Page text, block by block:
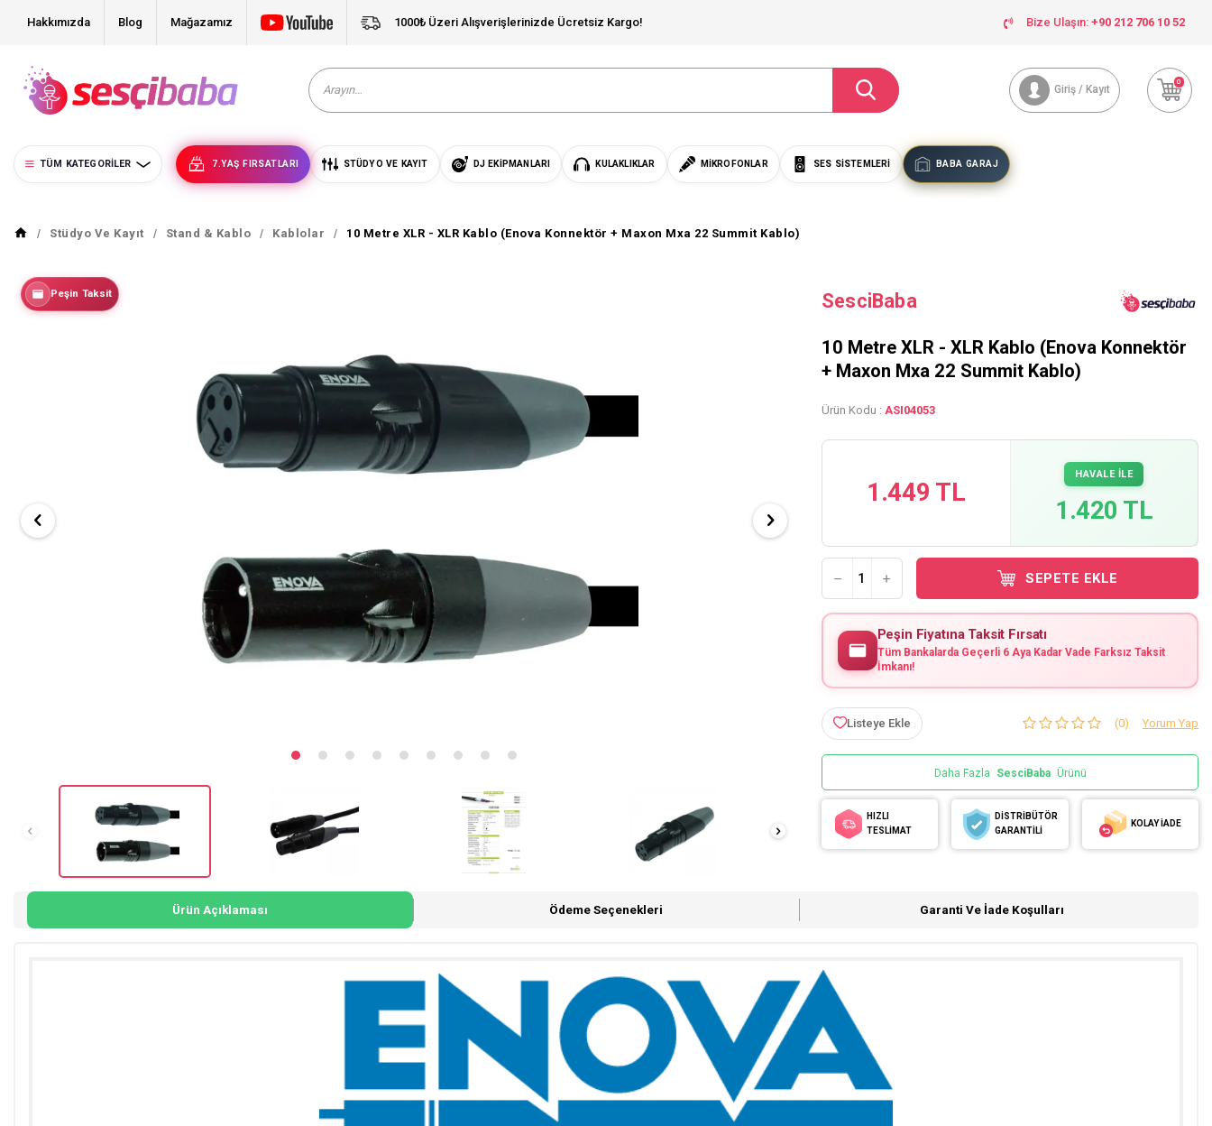
Hakkımızda Blog Mağazamız 1000₺ Üzeri Alışverişlerinizde Ücretsiz Kargo! Bize Ulaşın: +90 212 706 10 52
Giriş / Kayıt
0
TÜM KATEGORILER 7.YAŞ FIRSATLARI STÜDYO VE KAYIT DJ EKIPMANLARI KULAKLIKLAR MIKROFONLAR SES SISTEMLERI BABA GARAJ
Stüdyo Ve Kayıt Stand & Kablo Kablolar 10 Metre XLR - XLR Kablo (Enova Konnektör + Maxon Mxa 22 Summit Kablo)
Peşin Taksit SesciBaba
10 Metre XLR - XLR Kablo (Enova Konnektör
+ Maxon Mxa 22 Summit Kablo)
Ürün Kodu : ASI04053
1.449 TL
HAVALE İLE
1.420 TL
SEPETE EKLE
Peşin Fiyatına Taksit Fırsatı
Tüm Bankalarda Geçerli 6 Aya Kadar Vade Farksız Taksit
İmkanı!
Listeye Ekle (0) Yorum Yap
Daha Fazla SesciBaba Ürünü
HIZLI
TESLİMAT
DİSTRİBÜTÖR
GARANTİLİ
KOLAY İADE
Ürün Açıklaması Ödeme Seçenekleri Garanti Ve İade Koşulları